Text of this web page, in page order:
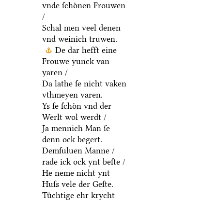
vnde ſchoͤnen Frouwen
/
Schal men veel denen
vnd weinich truwen.
De dar hefft eine
Frouwe yunck van
yaren /
Da lathe ſe nicht vaken
vthmeyen varen.
Ys ſe ſchoͤn vnd der
Werlt wol werdt /
Ja mennich Man ſe
denn ock begert.
Demſuluen Manne /
rade ick ock ynt beſte /
He neme nicht ynt
Huſs vele der Geſte.
Tuͤchtige ehr krycht